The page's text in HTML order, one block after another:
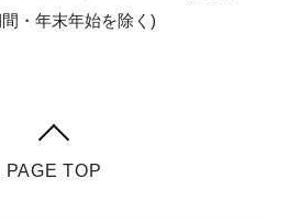
・年末年始を除く)
PAGE TOP